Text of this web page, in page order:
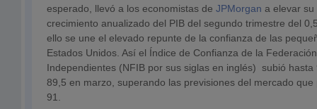
esperado, llevó a los economistas de JPMorgan a elevar su
crecimiento anualizado del PIB del segundo trimestre del
ello se une el elevado repunte de la confianza de las
Estados Unidos. Así el Índice de Confianza de la
Independientes (NFIB por sus siglas en inglés) subió
89,5 en marzo, superando las previsiones del mercado
91.